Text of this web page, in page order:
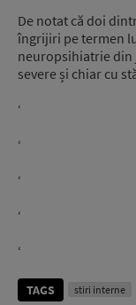
De notat că doi
îngrijiri pe termen
neuropsihiatrie din
severe și chiar cu
‘
‘
‘
‘
‘
TAGS stiri interne